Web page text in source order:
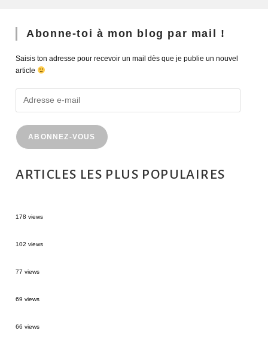
Abonne-toi à mon blog par mail !
Saisis ton adresse pour recevoir un mail dès que je publie un nouvel
article
ABONNEZ-VOUS
ARTICLES LES PLUS POPULAIRES
178 views
102 views
77 views
69 views
66 views